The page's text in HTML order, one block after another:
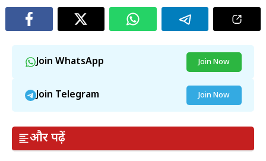
Join WhatsApp Join Now
Join Telegram Join Now
और पढ़ें